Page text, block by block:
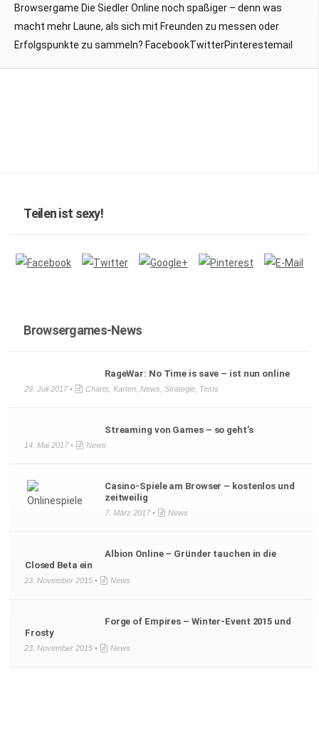
Browsergame Die Siedler Online noch spaßiger – denn was
macht mehr Laune, als sich mit Freunden zu messen oder
Erfolgspunkte zu sammeln? FacebookTwitterPinterestemail
Teilen ist sexy!
Browsergames-News
RageWar: No Time is save – ist nun online
29. Juli 2017 • Charts Karten, News Strategie, Tests
Streaming von Games – so geht’s
14. Mai 2017 • News
Casino-Spiele am Browser – kostenlos und
zeitweilig
7. März 2017 • News
Albion Online – Gründer tauchen in die
Closed Beta ein
23. November 2015 • News
Forge of Empires – Winter-Event 2015 und
Frosty
23. November 2015 • News